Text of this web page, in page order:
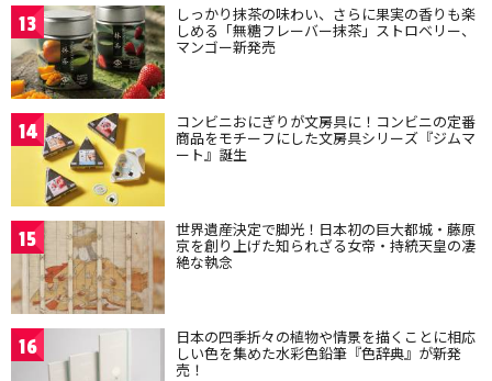
13 しっかり抹茶の味わい、さらに果実の香りも楽
しめる「無糖フレーバー抹茶」ストロベリー、
マンゴー新発売
14 コンビニおにぎりが文房具に！コンビニの定番
商品をモチーフにした文房具シリーズ『ジムマ
ート』誕生
15 世界遺産決定で脚光！日本初の巨大都城・藤原
京を創り上げた知られざる女帝・持統天皇の凄
絶な執念
16 日本の四季折々の植物や情景を描くことに相応
しい色を集めた水彩色鉛筆『色辞典』が新発
売！